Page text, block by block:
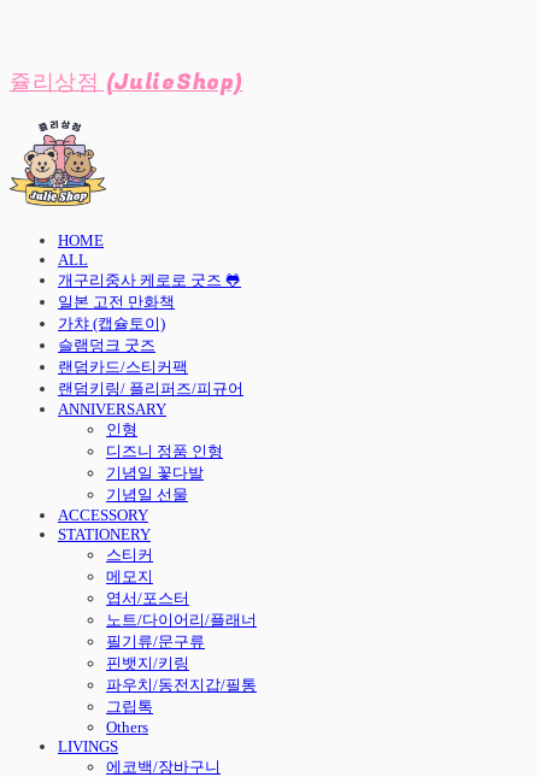
쥴리상점 (JulieShop)
HOME
ALL
개구리중사 케로로 굿즈 🐸
일본 고전 만화책
가챠 (캡슐토이)
슬램덩크 굿즈
랜덤카드/스티커팩
랜덤키링/ 플리퍼즈/피규어
ANNIVERSARY
인형
디즈니 정품 인형
기념일 꽃다발
기념일 선물
ACCESSORY
STATIONERY
스티커
메모지
엽서/포스터
노트/다이어리/플래너
필기류/문구류
핀뱃지/키링
파우치/동전지갑/필통
그립톡
Others
LIVINGS
에코백/장바구니